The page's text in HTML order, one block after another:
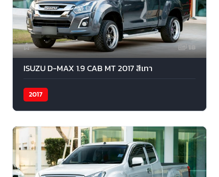
18
ISUZU D-MAX 1.9 CAB MT 2017 สีเทา
2017